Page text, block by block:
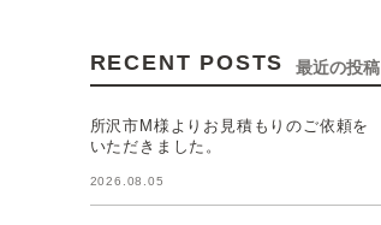
RECENT POSTS 最近の投稿
所沢市M様よりお見積もりのご依頼を
いただきました。
2026.08.05